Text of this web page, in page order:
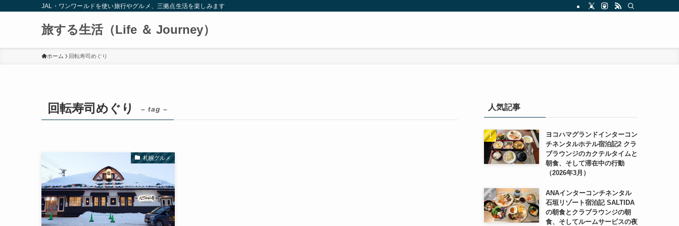
JAL・ワンワールドを使い旅行やグルメ、三拠点生活を楽しみます
旅する生活（Life ＆ Journey）
ホーム 回転寿司めぐり
回転寿司めぐり – tag –
札幌グルメ
人気記事
ヨコハマグランドインターコン
チネンタルホテル宿泊記2 クラ
ブラウンジのカクテルタイムと
朝食、そして滞在中の行動
（2026年3月）
ANAインターコンチネンタル
石垣リゾート宿泊記 SALTIDA
の朝食とクラブラウンジの朝
食、そしてルームサービスの夜